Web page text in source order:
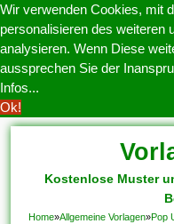
Wir verwenden Cookies, mit
personalisieren des weiteren
analysieren. Wenn Diese
aussprechen Sie der
Infos...
Ok!
Kostenlose Muster
Home»Allgemeine Vorlagen»Pop